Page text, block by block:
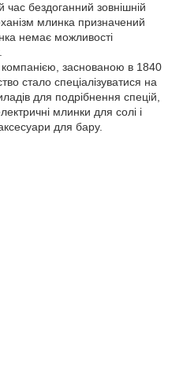
час бездоганний зовнішній
млинка призначений
немає можливості
заснованою в 1840
стало спеціалізуватися на
для подрібнення спецій,
млинки для солі і
для бару.